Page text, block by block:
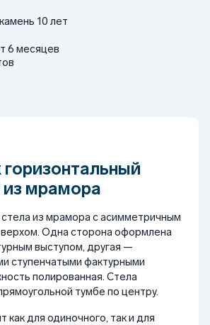
10 лет
6 месяцев
мрамора
из мрамора с асимметричным
Одна сторона оформлена
выступом, другая —
ступенчатыми фактурными
полированная. Стела
тумбе по центру.
как для одиночного, так и для